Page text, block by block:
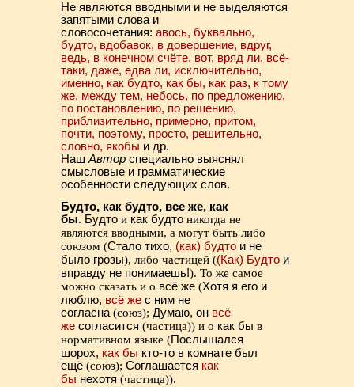
Не являются вводными и не выделяются
запятыми слова и
словосочетания:авось, буквально,
будто, вдобавок, в довершение, вдруг,
ведь, в конечном счёте, вот, вряд ли, всё-
таки, даже, едва ли, исключительно,
именно, как будто, как бы, как раз, к тому
же, между тем, небось, по предложению,
по постановлению, по решению,
приблизительно, примерно, притом,
почти, поэтому, просто, решительно,
словно, якобы и др.
НашАвтор специально выяснял
смысловые и грамматические
особенности следующих слов.
Будто, как будто, все же, как
бы. Будто и как будто никогда не
являются вводными, а могут быть либо
союзом (Стало тихо, (как) будто и не
было грозы), либо частицей ((Как) Будто и
вправду не понимаешь!). То же самое
можно сказать и о всё же (Хотя я его и
люблю, всё же с ним не
согласна (союз);Думаю, он всё
же согласится (частица)) и о как бы в
нормативном языке (Послышался
шорох, как бы кто-то в комнате был
ещё (союз);Соглашается как
бы нехотя (частица)).